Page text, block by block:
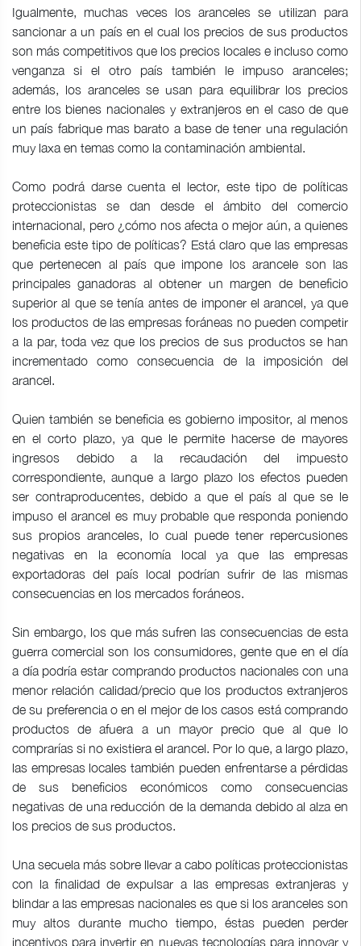
Igualmente, muchas veces los aranceles se utilizan para
sancionar a un país en el cual los precios de sus productos
son más competitivos que los precios locales e incluso como
venganza si el otro país también le impuso aranceles;
además, los aranceles se usan para equilibrar los precios
entre los bienes nacionales y extranjeros en el caso de que
un país fabrique mas barato a base de tener una regulación
muy laxa en temas como la contaminación ambiental.
Como podrá darse cuenta el lector, este tipo de políticas
proteccionistas se dan desde el ámbito del comercio
internacional, pero ¿cómo nos afecta o mejor aún, a quienes
beneficia este tipo de políticas? Está claro que las empresas
que pertenecen al país que impone los arancele son las
principales ganadoras al obtener un margen de beneficio
superior al que se tenía antes de imponer el arancel, ya que
los productos de las empresas foráneas no pueden competir
a la par, toda vez que los precios de sus productos se han
incrementado como consecuencia de la imposición del
arancel.
Quien también se beneficia es gobierno impositor, al menos
en el corto plazo, ya que le permite hacerse de mayores
ingresos debido a la recaudación del impuesto
correspondiente, aunque a largo plazo los efectos pueden
ser contraproducentes, debido a que el país al que se le
impuso el arancel es muy probable que responda poniendo
sus propios aranceles, lo cual puede tener repercusiones
negativas en la economía local ya que las empresas
exportadoras del país local podrían sufrir de las mismas
consecuencias en los mercados foráneos.
Sin embargo, los que más sufren las consecuencias de esta
guerra comercial son los consumidores, gente que en el día
a día podría estar comprando productos nacionales con una
menor relación calidad/precio que los productos extranjeros
de su preferencia o en el mejor de los casos está comprando
productos de afuera a un mayor precio que al que lo
comprarías si no existiera el arancel. Por lo que, a largo plazo,
las empresas locales también pueden enfrentarse a pérdidas
de sus beneficios económicos como consecuencias
negativas de una reducción de la demanda debido al alza en
los precios de sus productos.
Una secuela más sobre llevar a cabo políticas proteccionistas
con la finalidad de expulsar a las empresas extranjeras y
blindar a las empresas nacionales es que si los aranceles son
muy altos durante mucho tiempo, éstas pueden perder
incentivos para invertir en nuevas tecnologías para innovar y